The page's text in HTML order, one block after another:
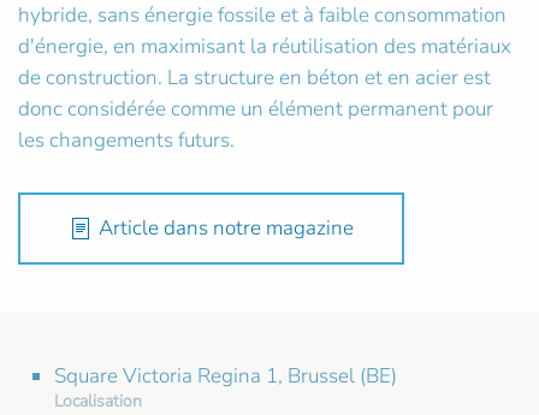
hybride, sans énergie fossile et à faible consommation
d'énergie, en maximisant la réutilisation des matériaux
de construction. La structure en béton et en acier est
donc considérée comme un élément permanent pour
les changements futurs.
Article dans notre magazine
Square Victoria Regina 1, Brussel (BE)
Localisation